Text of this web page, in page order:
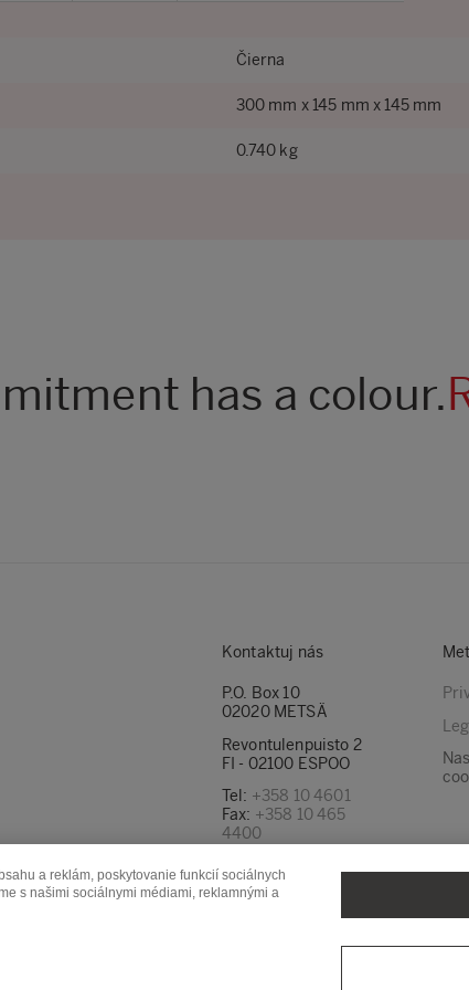
Čierna
300 mm x 145 mm x 145 mm
0.740 kg
has a colour.
Kontaktuj nás
P.O. Box 10
02020 METSÄ
Revontulenpuisto 2
FI - 02100 ESPOO
Tel: +358 10 4601
Fax: +358 10 465
4400
Naše e -mailové
adresy nájdete tu
a reklám, poskytovanie funkcií sociálnych
s našimi sociálnymi médiami, reklamnými a